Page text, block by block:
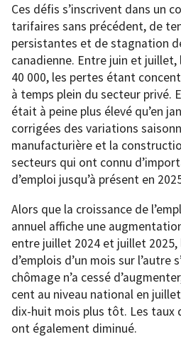
Ces défis s’inscrivent dans un
tarifaires sans précédent, de
persistantes et de stagnation
canadienne. Entre juin et juillet,
40 000, les pertes étant
à temps plein du secteur privé.
était à peine plus élevé qu’en
corrigées des variations
manufacturière et la
secteurs qui ont connu
d’emploi jusqu’à présent en
Alors que la croissance de
annuel affiche une
entre juillet 2024 et juillet
d’emplois d’un mois sur l’autre
chômage n’a cessé
cent au niveau national en
dix-huit mois plus tôt. Les taux
ont également diminué.